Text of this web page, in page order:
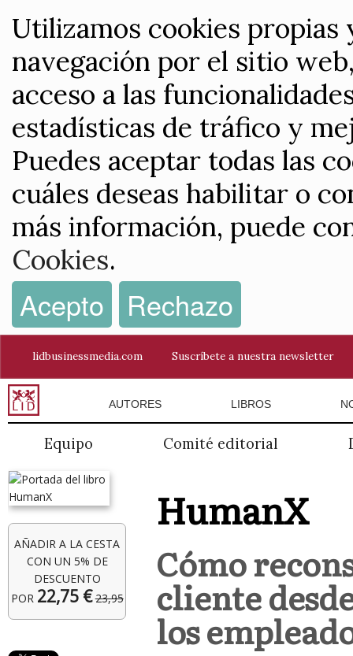
Utilizamos cookies
navegación por el sitio
acceso a las
estadísticas de tráfico y
Puedes aceptar todas las
cuáles deseas habilitar o
más información, puede
Cookies.
Acepto Rechazo
lidbusinessmedia.com Suscríbete a nuestra newsletter
AUTORES LIBROS
Equipo Comité editorial
AÑADIR A LA CESTA
CON UN 5% DE
DESCUENTO
POR 22,75 € 23,95
HumanX
Cómo
cliente
los